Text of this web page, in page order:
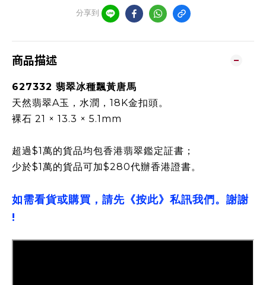
分享到
商品描述
627332 翡翠冰種飄黃唐馬
天然翡翠A玉，水潤，18K金扣頭。
裸石 21 × 13.3 × 5.1mm
超過$1萬的貨品均包香港翡翠鑑定証書；
少於$1萬的貨品可加$280代辦香港證書。
如需看貨或購買，請先《按此》私訊我們。謝謝
!